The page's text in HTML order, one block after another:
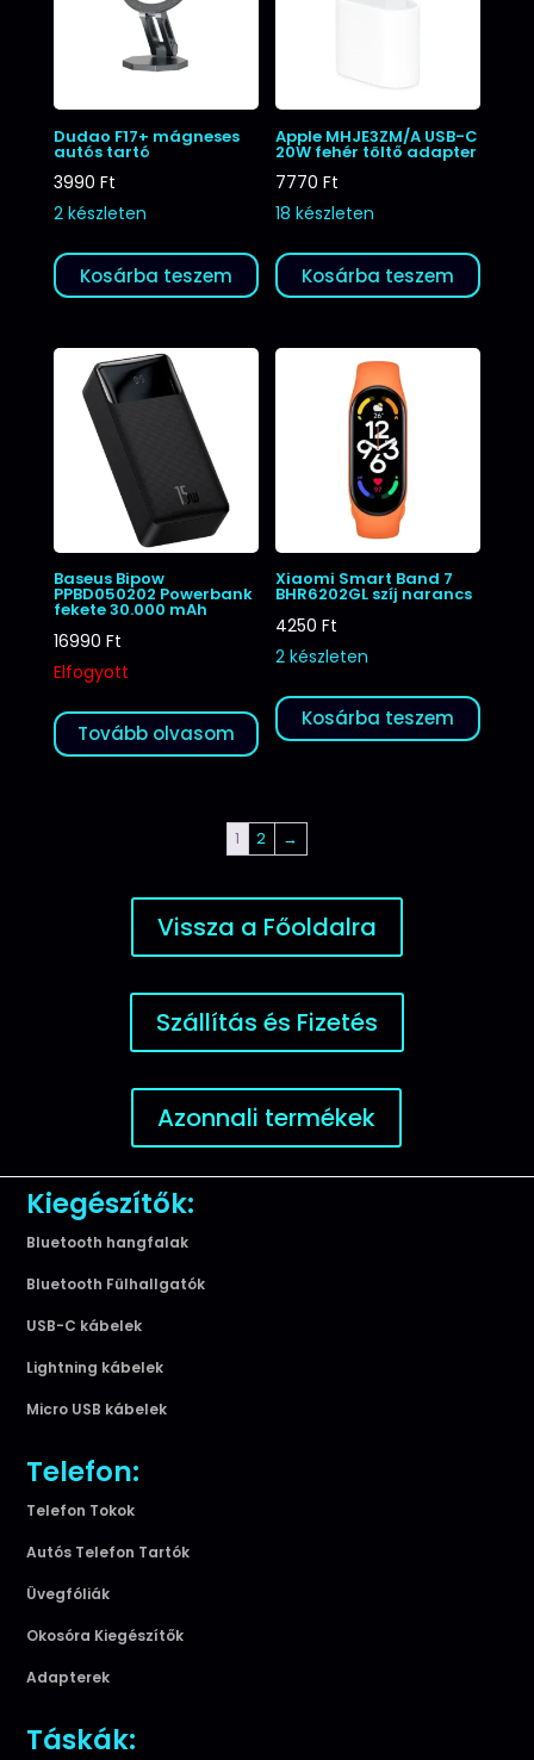
Dudao F17+ mágneses
autós tartó
3990 Ft
2 készleten
Kosárba teszem
Apple MHJE3ZM/A USB-C
20W fehér töltő adapter
7770Ft
18 készleten
Kosárba teszem
Baseus Bipow
PPBD050202 Powerbank
fekete 30.000 mAh
16990 Ft
Elfogyott
Tovább olvasom
Xiaomi Smart Band 7
BHR6202GL szíj narancs
4250Ft
2 készleten
Kosárba teszem
1 2 →
Vissza a Főoldalra
Szállítás és Fizetés
Azonnali termékek
Kiegészítők:
Bluetooth hangfalak
Bluetooth Fülhallgatók
USB-C kábelek
Lightning kábelek
Micro USB kábelek
Telefon:
Telefon Tokok
Autós Telefon Tartók
Üvegfóliák
Okosóra Kiegészítők
Adapterek
Táskák: